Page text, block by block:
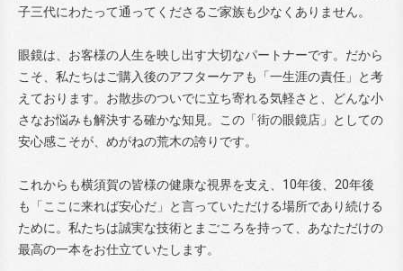
子三代にわたって通ってくださるご家族も少なくありません。
眼鏡は、お客様の人生を映し出す大切なパートナーです。だから
こそ、私たちはご購入後のアフターケアも「一生涯の責任」と考
えております。お散歩のついでに立ち寄れる気軽さと、どんな小
さなお悩みも解決する確かな知見。この「街の眼鏡店」としての
安心感こそが、めがねの荒木の誇りです。
これからも横須賀の皆様の健康な視界を支え、10年後、20年後
も「ここに来れば安心だ」と言っていただける場所であり続ける
ために。私たちは誠実な技術とまごころを持って、あなただけの
最高の一本をお仕立ていたします。